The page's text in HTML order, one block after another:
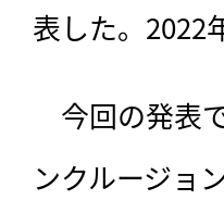
表した。2022
今回の発表で
ンクルージョ